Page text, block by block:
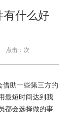
有什么好
点击： 次
助一些第三方的
最短时间达到我
都会选择做的事